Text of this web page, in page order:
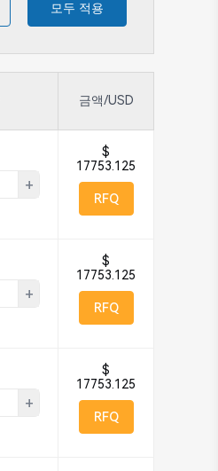
모두 적용
금액/USD
+
$
17753.125
RFQ
+
$
17753.125
RFQ
+
$
17753.125
RFQ